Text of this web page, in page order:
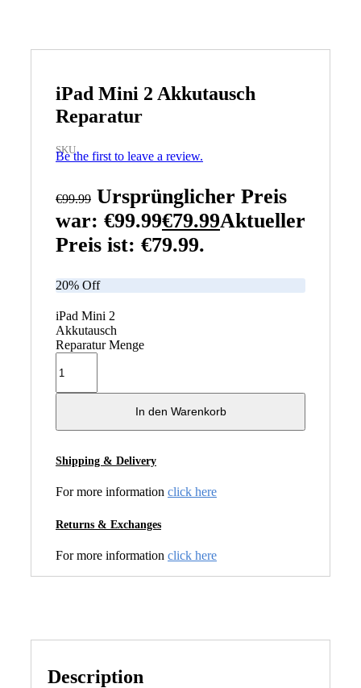
iPad Mini 2 Akkutausch
Reparatur
SKU
Be the first to leave a review.
€99.99 Ursprünglicher Preis
war: €99.99€79.99Aktueller
Preis ist: €79.99.
20% Off
iPad Mini 2
Akkutausch
Reparatur Menge
In den Warenkorb
Shipping & Delivery
For more information click here
Returns & Exchanges
For more information click here
Description